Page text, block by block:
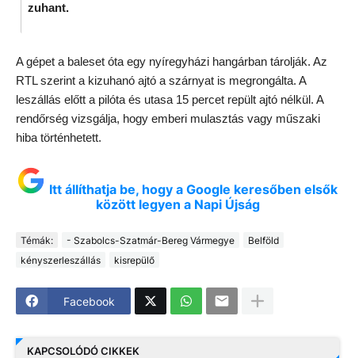
zuhant.
A gépet a baleset óta egy nyíregyházi hangárban tárolják. Az
RTL szerint a kizuhanó ajtó a szárnyat is megrongálta. A
leszállás előtt a pilóta és utasa 15 percet repült ajtó nélkül. A
rendőrség vizsgálja, hogy emberi mulasztás vagy műszaki
hiba történhetett.
Itt állíthatja be, hogy a Google keresőben elsők
között legyen a Napi Újság
Témák: - Szabolcs-Szatmár-Bereg Vármegye
Belföld
kényszerleszállás
kisrepülő
Facebook
KAPCSOLÓDÓ CIKKEK